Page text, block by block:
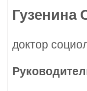
Гузенина
доктор